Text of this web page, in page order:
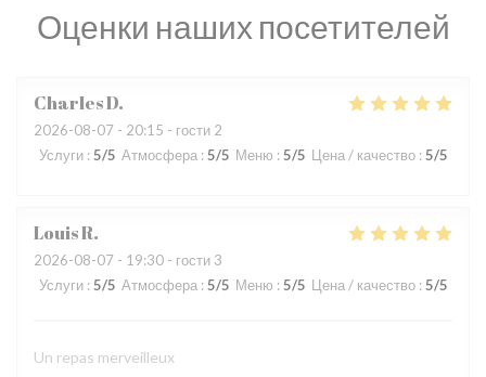
Оценки наших посетителей
CharlesD
2026-08-07 - 20:15 - гости 2
Услуги : 5/5 Атмосфера : 5/5 Меню : 5/5 Цена / качество : 5/5
LouisR
2026-08-07 - 19:30 - гости 3
Услуги : 5/5 Атмосфера : 5/5 Меню : 5/5 Цена / качество : 5/5
Un repas merveilleux